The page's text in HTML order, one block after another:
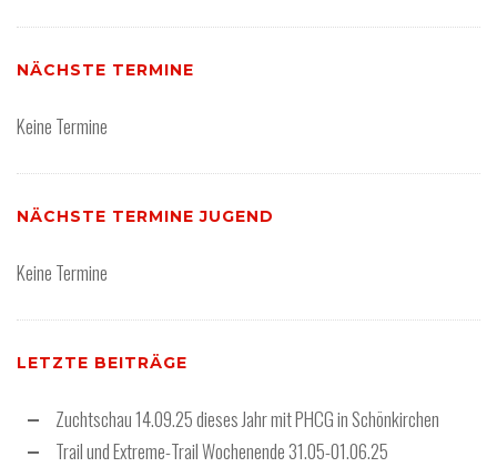
NÄCHSTE TERMINE
Keine Termine
NÄCHSTE TERMINE JUGEND
Keine Termine
LETZTE BEITRÄGE
Zuchtschau 14.09.25 dieses Jahr mit PHCG in Schönkirchen
Trail und Extreme-Trail Wochenende 31.05-01.06.25